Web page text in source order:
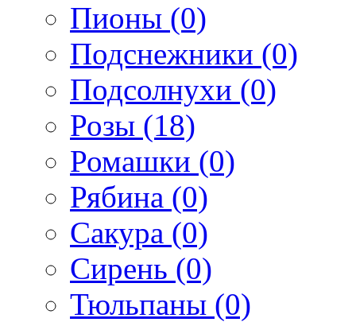
Пионы (0)
Подснежники (0)
Подсолнухи (0)
Розы (18)
Ромашки (0)
Рябина (0)
Сакура (0)
Сирень (0)
Тюльпаны (0)